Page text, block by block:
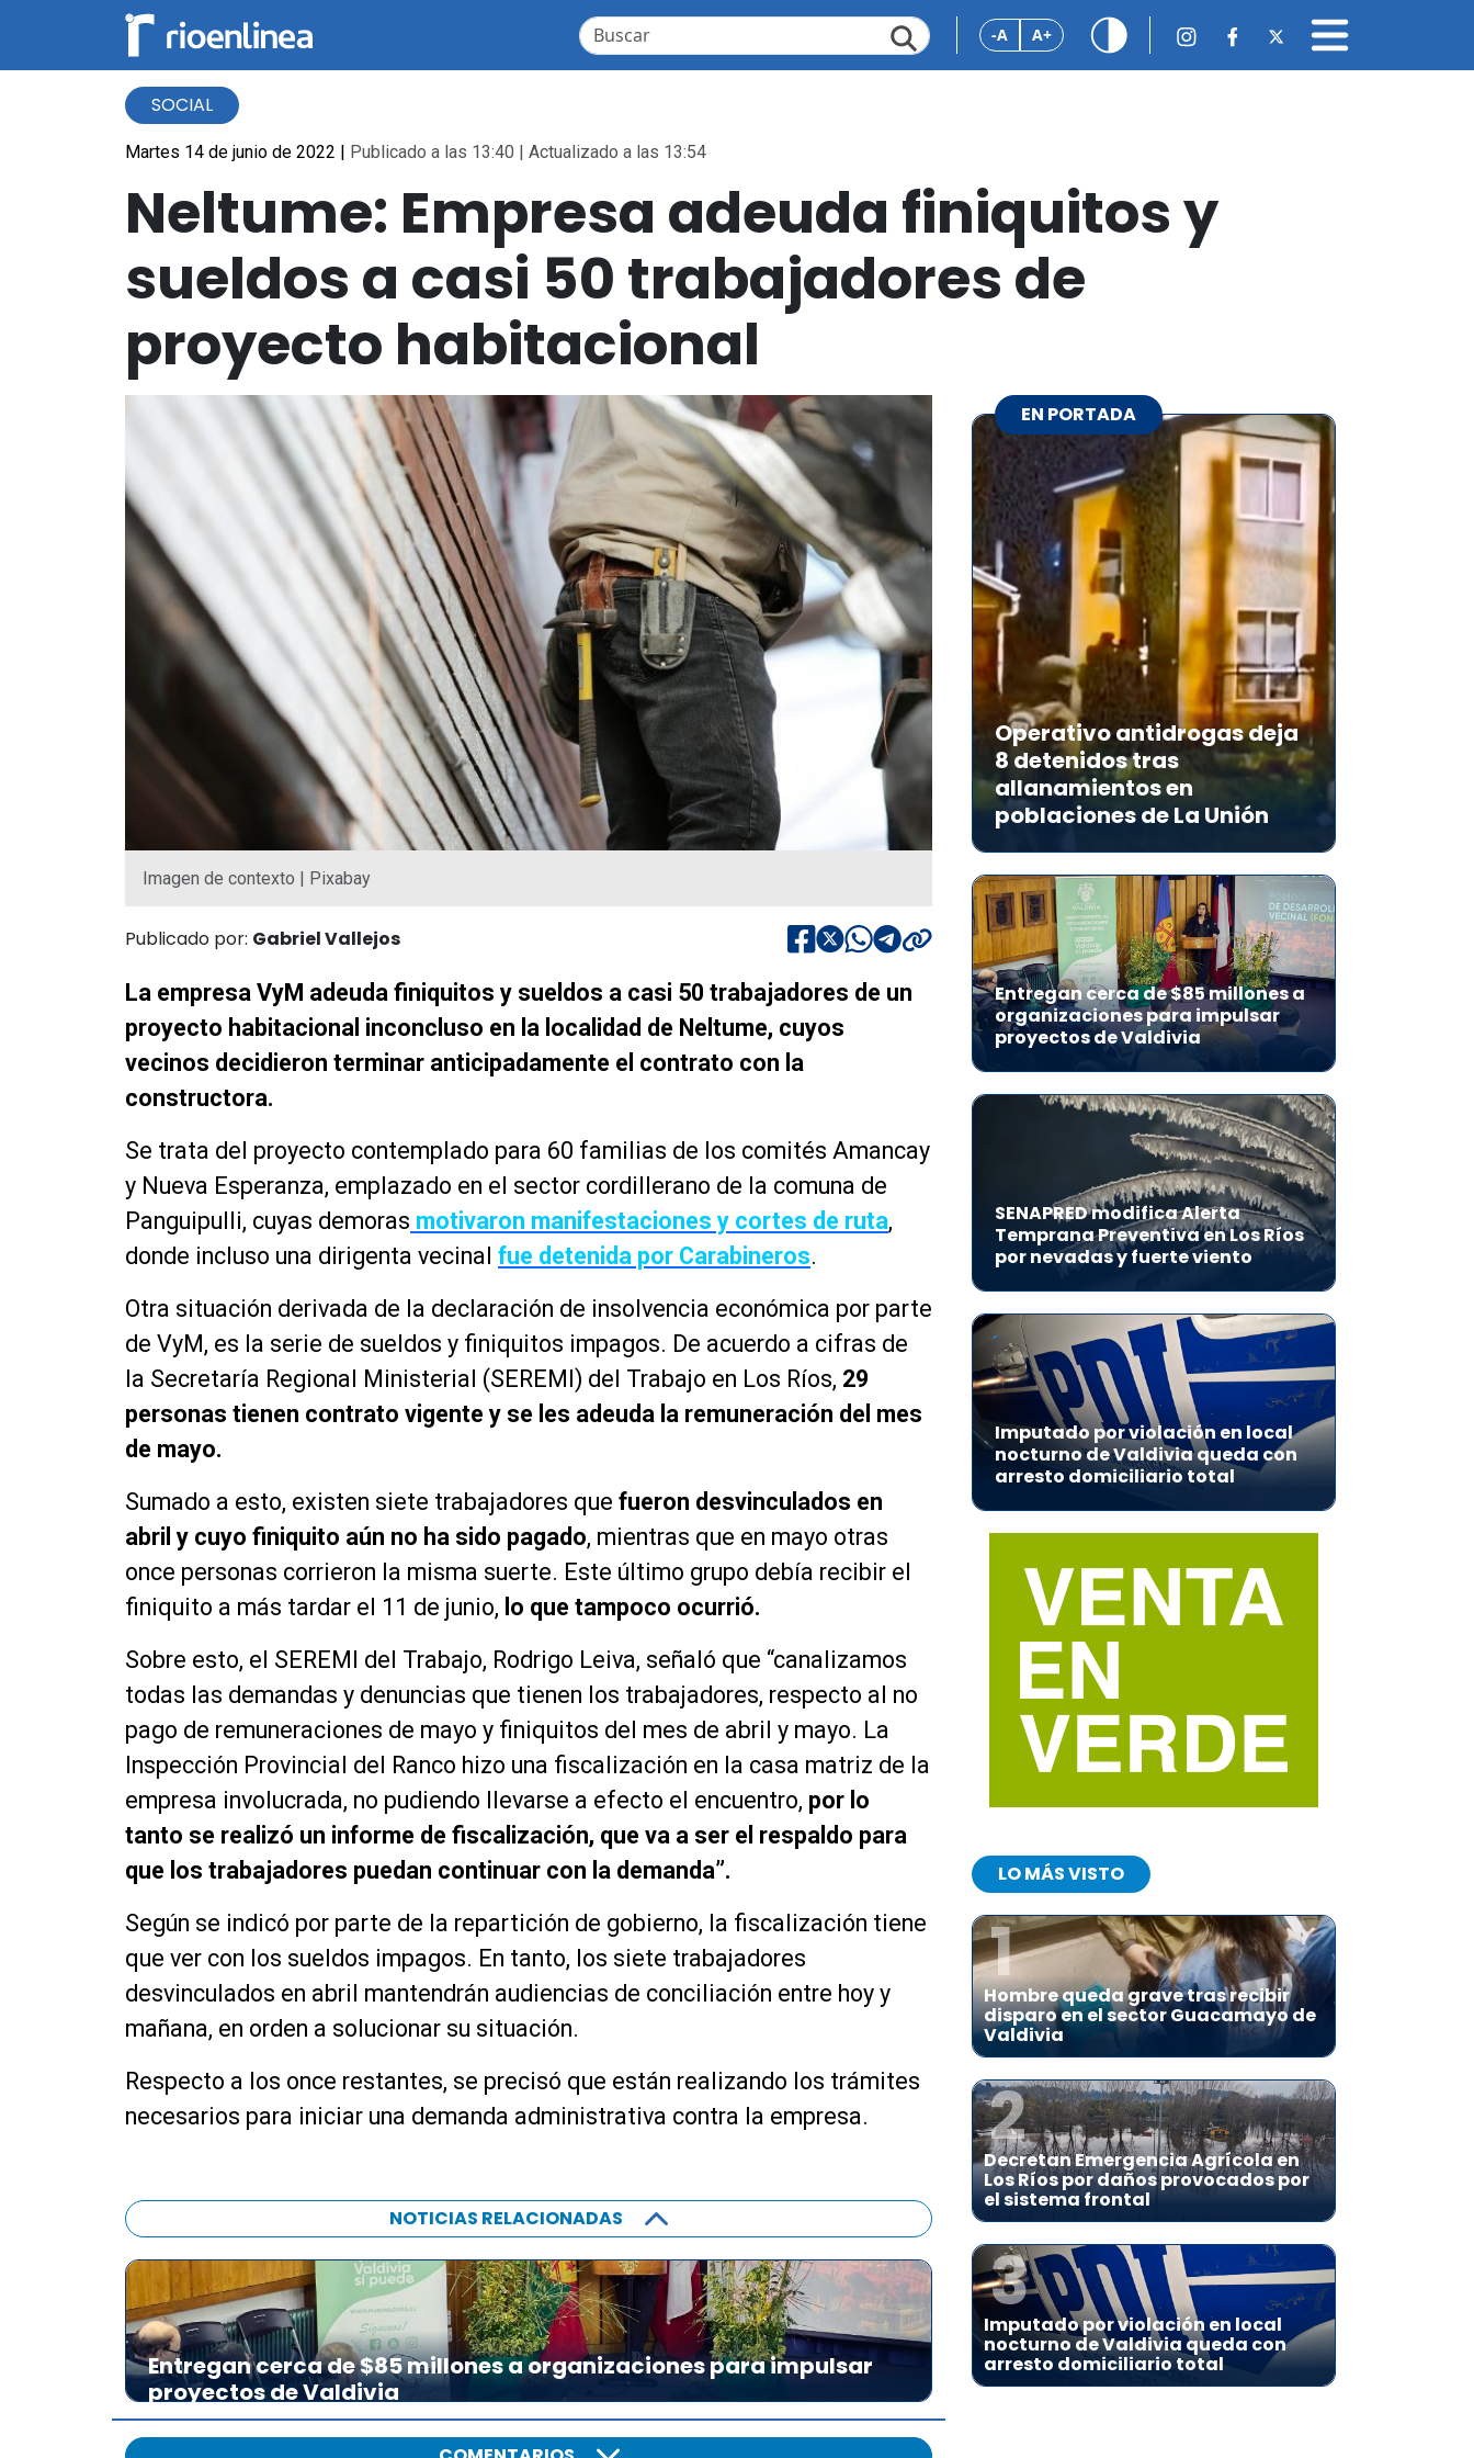
-A A+
SOCIAL
Martes 14 de junio de 2022 | Publicado a las 13:40 | Actualizado a las 13:54
Neltume: Empresa adeuda finiquitos y
sueldos a casi 50 trabajadores de
proyecto habitacional
Imagen de contexto | Pixabay
Publicado por: Gabriel Vallejos
La empresa VyM adeuda finiquitos y sueldos a casi 50 trabajadores de un
proyecto habitacional inconcluso en la localidad de Neltume, cuyos
vecinos decidieron terminar anticipadamente el contrato con la
constructora.
Se trata del proyecto contemplado para 60 familias de los comités Amancay
y Nueva Esperanza, emplazado en el sector cordillerano de la comuna de
Panguipulli, cuyas demoras motivaron manifestaciones y cortes de ruta,
donde incluso una dirigenta vecinal fue detenida por Carabineros.
Otra situación derivada de la declaración de insolvencia económica por parte
de VyM, es la serie de sueldos y finiquitos impagos. De acuerdo a cifras de
la Secretaría Regional Ministerial (SEREMI) del Trabajo en Los Ríos, 29
personas tienen contrato vigente y se les adeuda la remuneración del mes
de mayo.
Sumado a esto, existen siete trabajadores que fueron desvinculados en
abril y cuyo finiquito aún no ha sido pagado, mientras que en mayo otras
once personas corrieron la misma suerte. Este último grupo debía recibir el
finiquito a más tardar el 11 de junio, lo que tampoco ocurrió.
Sobre esto, el SEREMI del Trabajo, Rodrigo Leiva, señaló que “canalizamos
todas las demandas y denuncias que tienen los trabajadores, respecto al no
pago de remuneraciones de mayo y finiquitos del mes de abril y mayo. La
Inspección Provincial del Ranco hizo una fiscalización en la casa matriz de la
empresa involucrada, no pudiendo llevarse a efecto el encuentro, por lo
tanto se realizó un informe de fiscalización, que va a ser el respaldo para
que los trabajadores puedan continuar con la demanda”.
Según se indicó por parte de la repartición de gobierno, la fiscalización tiene
que ver con los sueldos impagos. En tanto, los siete trabajadores
desvinculados en abril mantendrán audiencias de conciliación entre hoy y
mañana, en orden a solucionar su situación.
Respecto a los once restantes, se precisó que están realizando los trámites
necesarios para iniciar una demanda administrativa contra la empresa.
NOTICIAS RELACIONADAS
Entregan cerca de $85 millones a organizaciones para impulsar
proyectos de Valdivia
EN PORTADA
Operativo antidrogas deja
8 detenidos tras
allanamientos en
poblaciones de La Unión
Entregan cerca de $85 millones a
organizaciones para impulsar
proyectos de Valdivia
SENAPRED modifica Alerta
Temprana Preventiva en Los Ríos
por nevadas y fuerte viento
Imputado por violación en local
nocturno de Valdivia queda con
arresto domiciliario total
LO MÁS VISTO
1
Hombre queda grave tras recibir
disparo en el sector Guacamayo de
Valdivia
2
Decretan Emergencia Agrícola en
Los Ríos por daños provocados por
el sistema frontal
3
Imputado por violación en local
nocturno de Valdivia queda con
arresto domiciliario total